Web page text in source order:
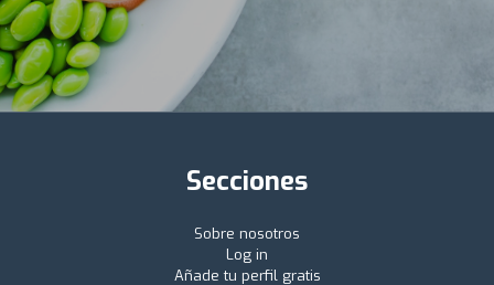
Secciones
Sobre nosotros
Log in
Añade tu perfil gratis